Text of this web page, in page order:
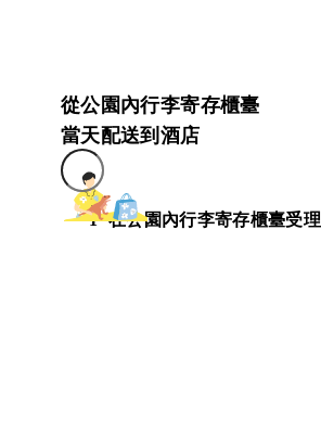
從公園內行李寄存櫃臺
當天配送到酒店
1 在公園內行李寄存櫃臺受理